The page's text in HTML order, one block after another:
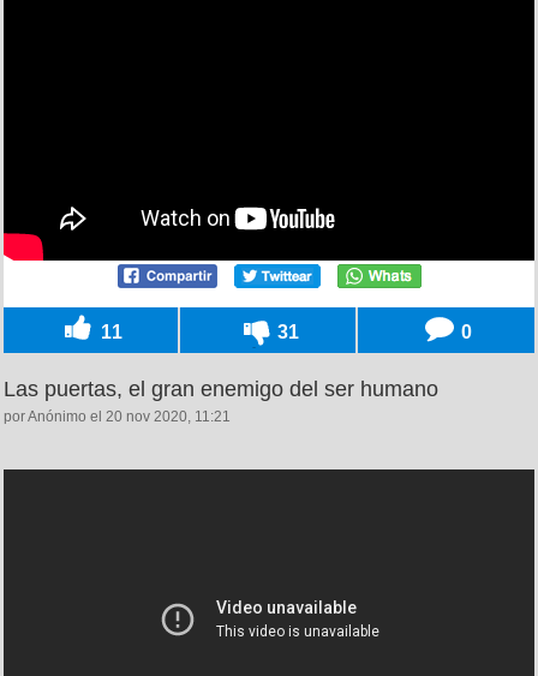
11 31 0
Las puertas, el gran enemigo del ser humano
por Anónimo el 20 nov 2020, 11:21